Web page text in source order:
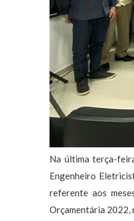
Na última terça-
Engenheiro
referente aos
Orçamentária 2022,